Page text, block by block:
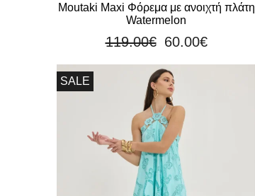
Moutaki Maxi Φόρεμα με ανοιχτή πλάτη
Watermelon
119.00€ 60.00€
SALE